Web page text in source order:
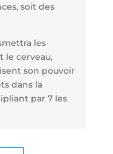
soit des
les
le cerveau,
son pouvoir
dans la
par 7 les